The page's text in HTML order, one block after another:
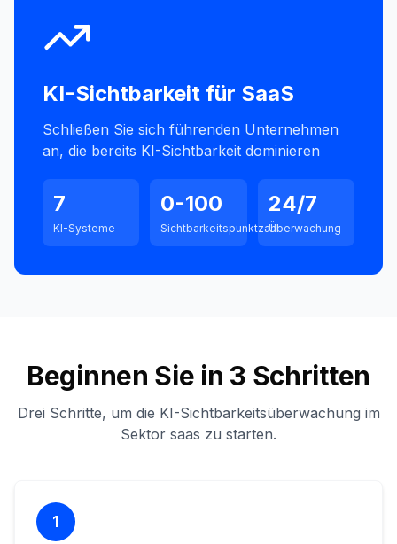
KI-Sichtbarkeit für SaaS
Schließen Sie sich führenden Unternehmen
an, die bereits KI-Sichtbarkeit dominieren
7
KI-Systeme
0-100
Sichtbarkeitspunktzahl
24/7
Überwachung
Beginnen Sie in 3 Schritten
Drei Schritte, um die KI-Sichtbarkeitsüberwachung im
Sektor saas zu starten.
1